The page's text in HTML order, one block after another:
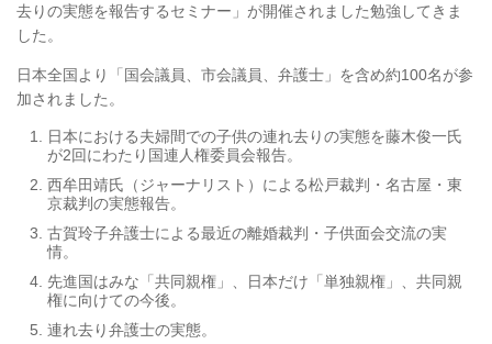
去りの実態を報告するセミナー」が開催されました勉強してきま
した。
日本全国より「国会議員、市会議員、弁護士」を含め約100名が参
加されました。
日本における夫婦間での子供の連れ去りの実態を藤木俊一氏
が2回にわたり国連人権委員会報告。
西牟田靖氏（ジャーナリスト）による松戸裁判・名古屋・東
京裁判の実態報告。
古賀玲子弁護士による最近の離婚裁判・子供面会交流の実
情。
先進国はみな「共同親権」、日本だけ「単独親権」、共同親
権に向けての今後。
連れ去り弁護士の実態。